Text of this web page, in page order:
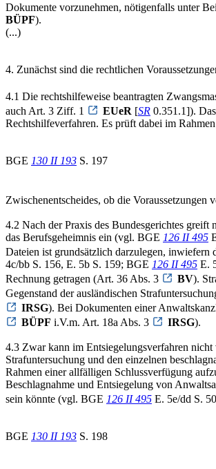
Dokumente vorzunehmen, nötigenfalls unter
BÜPF).
(...)
4. Zunächst sind die rechtlichen
4.1 Die rechtshilfeweise beantragten
auch Art. 3 Ziff. 1
EUeR [SR 0.351.1]).
Rechtshilfeverfahren. Es prüft dabei im
BGE 130 II 193 S. 197
Zwischenentscheides, ob die Voraussetzungen
4.2 Nach der Praxis des Bundesgerichtes
das Berufsgeheimnis ein (vgl. BGE 126 II 495
Dateien ist grundsätzlich darzulegen,
4c/bb S. 156, E. 5b S. 159; BGE 126 II 495 E.
Rechnung getragen (Art. 36 Abs. 3
BV).
Gegenstand der ausländischen
IRSG). Bei Dokumenten einer
BÜPF i.V.m. Art. 18a Abs. 3 IRSG).
4.3 Zwar kann im Entsiegelungsverfahren nicht
Strafuntersuchung und den einzelnen
Rahmen einer allfälligen Schlussverfügung
Beschlagnahme und Entsiegelung von
sein könnte (vgl. BGE 126 II 495 E. 5e/dd S.
BGE 130 II 193 S. 198